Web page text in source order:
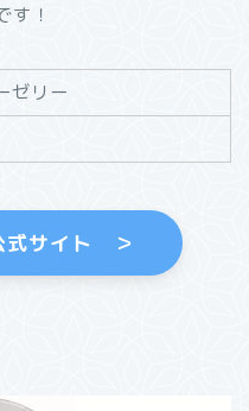
す！
ゼリー
式サイト ＞